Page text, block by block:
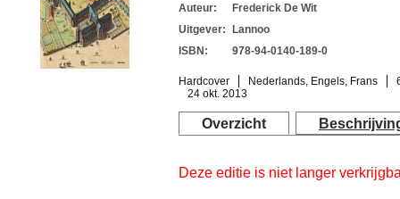
Auteur:
Frederick De Wit
Uitgever:
Lannoo
ISBN:
978-94-0140-189-0
Hardcover Nederlands, Engels, Frans
24 okt. 2013
Overzicht
Deze editie is niet langer